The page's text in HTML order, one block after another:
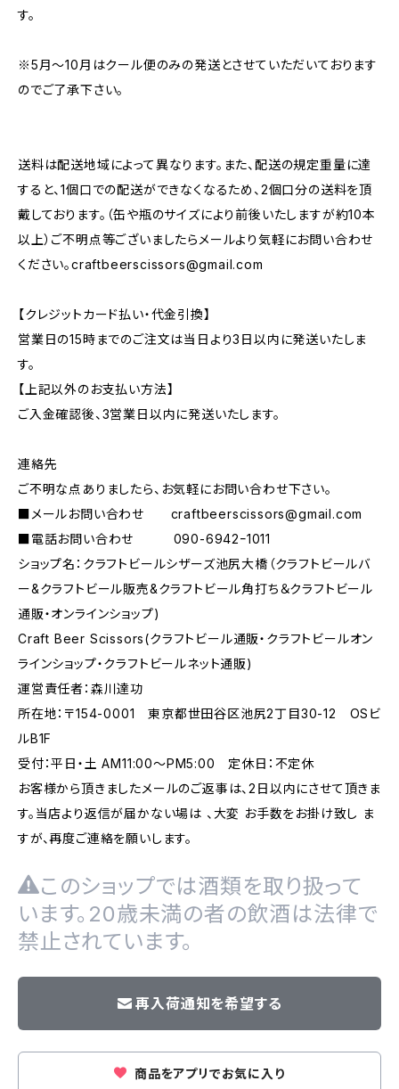
す。
※5月～10月はクール便のみの発送とさせていただいております
のでご了承下さい。
送料は配送地域によって異なります。また、配送の規定重量に達
すると、1個口での配送ができなくなるため、2個口分の送料を頂
戴しております。（缶や瓶のサイズにより前後いたしますが約10本
以上）ご不明点等ございましたらメールより気軽にお問い合わせ
ください。craftbeerscissors@gmail.com
【クレジットカード払い・代金引換】
営業日の15時までのご注文は当日より3日以内に発送いたしま
す。
【上記以外のお支払い方法】
ご入金確認後、3営業日以内に発送いたします。
連絡先
ご不明な点ありましたら、お気軽にお問い合わせ下さい。
■メールお問い合わせ craftbeerscissors@gmail.com
■電話お問い合わせ 090-6942ｰ1011
ショップ名：クラフトビールシザーズ池尻大橋（クラフトビールバ
ー&クラフトビール販売&クラフトビール角打ち＆クラフトビール
通販・オンラインショップ)
Craft Beer Scissors(クラフトビール通販・クラフトビールオン
ラインショップ・クラフトビールネット通販)
運営責任者：森川達功
所在地：〒154-0001 東京都世田谷区池尻2丁目30-12 OSビ
ルB1F
受付：平日・土 AM11:00～PM5:00 定休日：不定休
お客様から頂きましたメールのご返事は、2日以内にさせて頂きま
す。当店より返信が届かない場は 、大変 お手数をお掛け致し ま
すが、再度ご連絡を願いします。
このショップでは酒類を取り扱って
います。20歳未満の者の飲酒は法律で
禁止されています。
再入荷通知を希望する
商品をアプリでお気に入り